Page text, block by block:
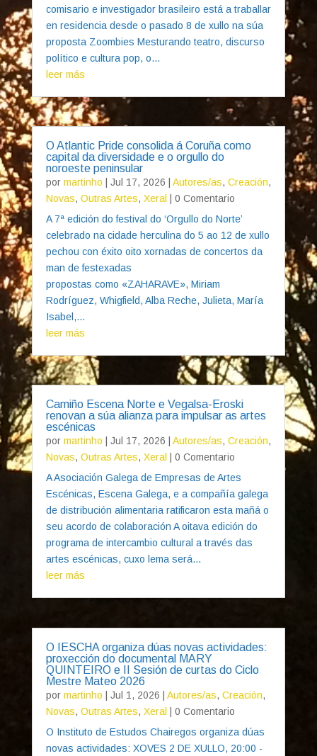
comisario e investigador brasileiro está a traballar
en residencia desde o pasado 8 de xullo na súa
proposta Zoombies Mesturando teatro, discurso
político e cultura pop, o...
leer más
O Atlantic Pride consolida á Coruña como
capital da diversidade e o orgullo do
noroeste peninsular
por martinho Jul 17, 2026 Autores/as, Creación,
Novas, Outras Artes, Xeral
| 0 Comentario
A 7ª edición do festival do ‘Orgullo do Norte’
celebrado na cidade herculina do 5 ao 12 de xullo
pechou con éxito oito xornadas de concertos da
man de festexadas
propostas como «ZAHARAVE», Miriam
Rodríguez, Whigfield, Alba Reche, Julieta, María
Isabel,...
leer más
Camiño Escena Norte e Vegalsa-Eroski
renovan a súa alianza para impulsar as artes
escénicas
por martinho Jul 17, 2026 Autores/as, Creación,
Novas, Outras Artes, Xeral
| 0 Comentario
A Asociación Galega de Empresas de Artes
Escénicas, Escena Galega, e a compañía galega
de distribución alimentaria ratificaron esta mañá o
seu acordo de colaboración A oitava edición do
programa de intercambio cultural a través das
artes escénicas, cuxo lema será...
leer más
O IESCHA organiza dúas novas actividades:
proxección do documental MARY
QUINTEIRO e II Sesión de curtas do Ciclo
Mestre Mateo 2026
por martinho Jul 1, 2026 Autores/as, Creación,
Novas, Outras Artes, Xeral
| 0 Comentario
O Instituto de Estudos Chairegos organiza dúas
novas actividades: XOVES 2 DE XULLO, 20:00 -